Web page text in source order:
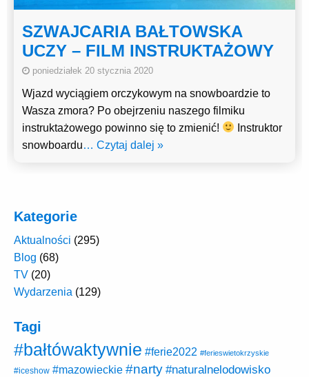
SZWAJCARIA BAŁTOWSKA
UCZY – FILM INSTRUKTAŻOWY
poniedziałek 20 stycznia 2020
Wjazd wyciągiem orczykowym na snowboardzie to
Wasza zmora? Po obejrzeniu naszego filmiku
instruktażowego powinno się to zmienić!
Instruktor
snowboardu… Czytaj dalej »
Kategorie
Aktualności (295)
Blog (68)
TV (20)
Wydarzenia (129)
Tagi
#bałtówaktywnie #ferie2022 #ferieswietokrzyskie
#iceshow #mazowieckie #narty #naturalnelodowisko